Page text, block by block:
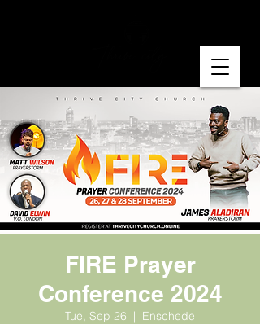
FIRE Prayer
Conference 2024
Tue, Sep 26
  |
Enschede